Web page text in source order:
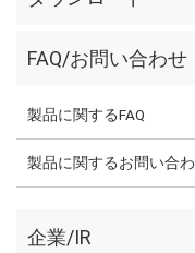
FAQ/お問い合わせ
製品に関するFAQ
製品に関するお問い合
企業/IR